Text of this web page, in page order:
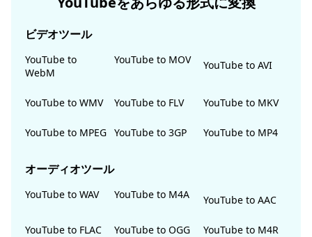
ビデオツール
YouTube to
WebM
YouTube to MOV YouTube to AVI
YouTube to WMV YouTube to FLV YouTube to MKV
YouTube to MPEG YouTube to 3GP YouTube to MP4
オーディオツール
YouTube to WAV YouTube to M4A YouTube to AAC
YouTube to FLAC YouTube to OGG YouTube to M4R